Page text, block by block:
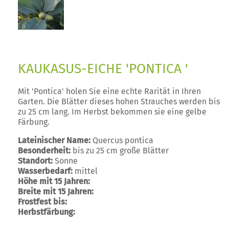
KAUKASUS-EICHE 'PONTICA '
Mit 'Pontica' holen Sie eine echte Rarität in Ihren
Garten. Die Blätter dieses hohen Strauches werden bis
zu 25 cm lang. Im Herbst bekommen sie eine gelbe
Färbung.
Lateinischer Name: Quercus pontica
Besonderheit: bis zu 25 cm große Blätter
Standort: Sonne
Wasserbedarf: mittel
Höhe mit 15 Jahren:
Breite mit 15 Jahren:
Frostfest bis:
Herbstfärbung: